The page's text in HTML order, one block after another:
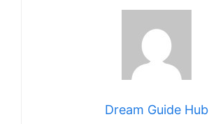
Dream Guide Hub